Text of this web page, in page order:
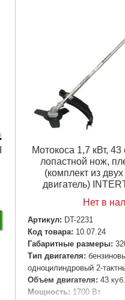
Мотокоса 1,7 кВт, 43
лопастной нож,
(комплект из
двигатель)
Нет в
Артикул: DT-2231
Код товара: 10.07.24
Габаритные размеры:
Тип двигателя:
одноцилиндровый 2-
Объем двигателя: 43
Мощность: 1700 Вт